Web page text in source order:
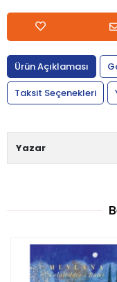
Ürün Açıklaması
Taksit Seçenekleri
Yazar